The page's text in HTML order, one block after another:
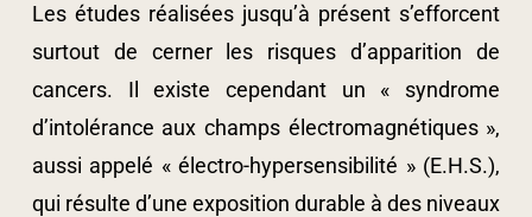
Les études réalisées jusqu’à présent s’efforcent
surtout de cerner les risques d’apparition de
cancers. Il existe cependant un « syndrome
d’intolérance aux champs électromagnétiques »,
aussi appelé « électro-hypersensibilité » (E.H.S.),
qui résulte d’une exposition durable à des niveaux